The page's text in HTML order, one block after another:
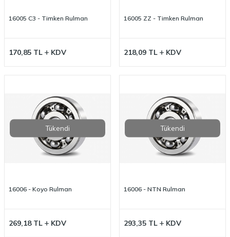
16005 C3 - Timken Rulman
170,85 TL KDV
16005 ZZ - Timken Rulman
218,09 TL KDV
Tükendi
16006 - Koyo Rulman
269,18TL KDV
Tükendi
16006 - NTN Rulman
293,35 TL KDV